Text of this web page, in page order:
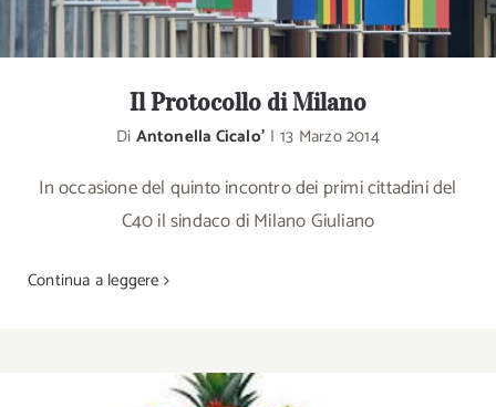
Il Protocollo di Milano
Di Antonella Cicalo' | 13 Marzo 2014
In occasione del quinto incontro dei primi cittadini del
C40 il sindaco di Milano Giuliano
Continua a leggere